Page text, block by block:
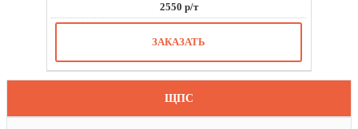
2550 р/т
ЗАКАЗАТЬ
ЩПС